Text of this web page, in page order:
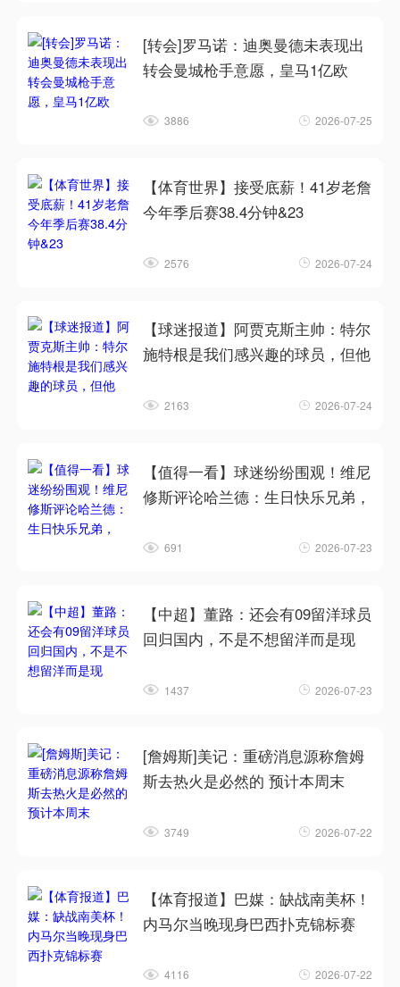
[转会]罗马诺：迪奥曼德未表现出
转会曼城枪手意愿，皇马1亿欧
3886 2026-07-25
【体育世界】接受底薪！41岁老詹
今年季后赛38.4分钟&23
2576 2026-07-24
【球迷报道】阿贾克斯主帅：特尔
施特根是我们感兴趣的球员，但他
2163 2026-07-24
【值得一看】球迷纷纷围观！维尼
修斯评论哈兰德：生日快乐兄弟，
691 2026-07-23
【中超】董路：还会有09留洋球员
回归国内，不是不想留洋而是现
1437 2026-07-23
[詹姆斯]美记：重磅消息源称詹姆
斯去热火是必然的 预计本周末
3749 2026-07-22
【体育报道】巴媒：缺战南美杯！
内马尔当晚现身巴西扑克锦标赛
4116 2026-07-22